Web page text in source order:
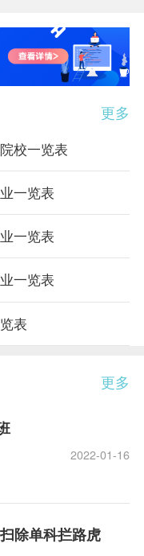
更多
校一览表
一览表
一览表
一览表
表
更多
2022-01-16
除单科拦路虎